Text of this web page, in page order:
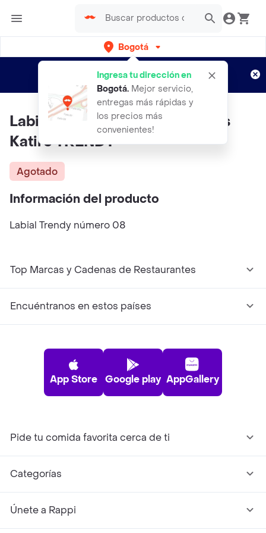
Bogotá
Ingresa tu dirección en
Bogotá. Mejor servicio,
entregas más rápidas y
los precios más
convenientes!
envíos gratis por semanas
Aplican TyC
Labial Kiss Mz Darling Lip Gloss
Katire TRENDY
Agotado
Información del producto
Labial Trendy número 08
Top Marcas y Cadenas de Restaurantes
Encuéntranos en estos países
App Store Google play AppGallery
Pide tu comida favorita cerca de ti
Categorías
Únete a Rappi